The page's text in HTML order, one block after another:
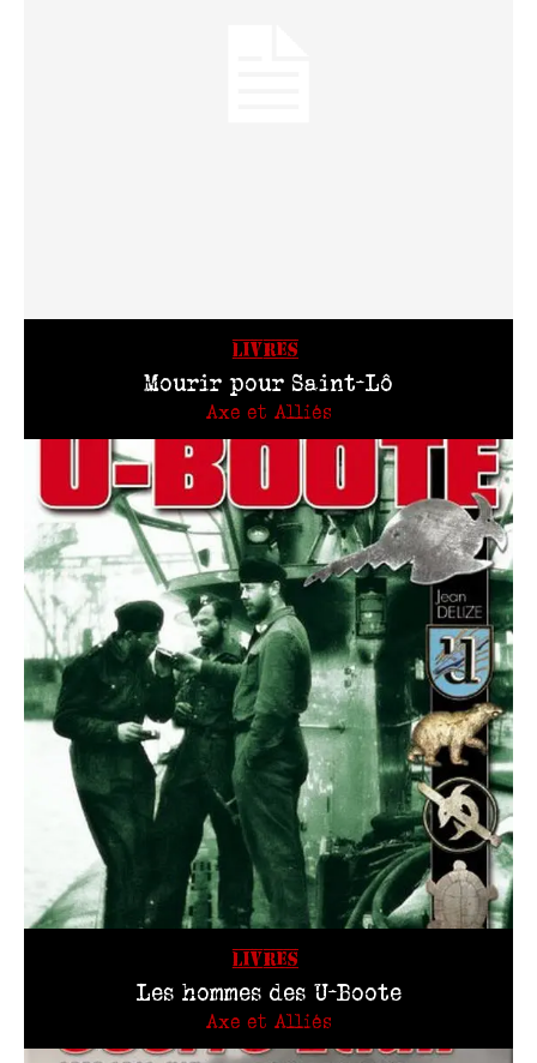
LIVRES
Mourir pour Saint-Lô
Axe et Alliés
LIVRES
Les hommes des U-Boote
Axe et Alliés